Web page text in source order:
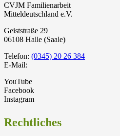
CVJM Familienarbeit
Mitteldeutschland e.V.
Geiststraße 29
06108 Halle (Saale)
Telefon: (0345) 20 26 384
E-Mail:
YouTube
Facebook
Instagram
Rechtliches